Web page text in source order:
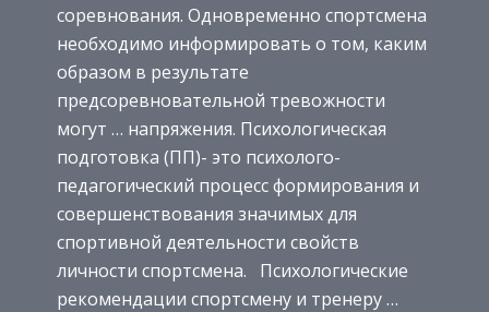
соревнования. Одновременно спортсмена
необходимо информировать о том, каким
образом в результате
предсоревновательной тревожности
могут … напряжения. Психологическая
подготовка (ПП)- это психолого-
педагогический процесс формирования и
совершенствования значимых для
спортивной деятельности свойств
личности спортсмена. Психологические
рекомендации спортсмену и тренеру …